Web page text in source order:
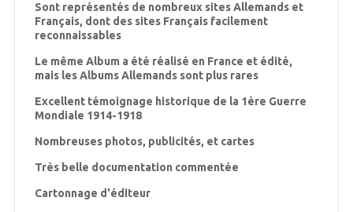
Sont représentés de nombreux sites Allemands et
Français, dont des sites Français facilement
reconnaissables
Le même Album a été réalisé en France et édité,
mais les Albums Allemands sont plus rares
Excellent témoignage historique de la 1ère Guerre
Mondiale 1914-1918
Nombreuses photos, publicités, et cartes
Très belle documentation commentée
Cartonnage d'éditeur